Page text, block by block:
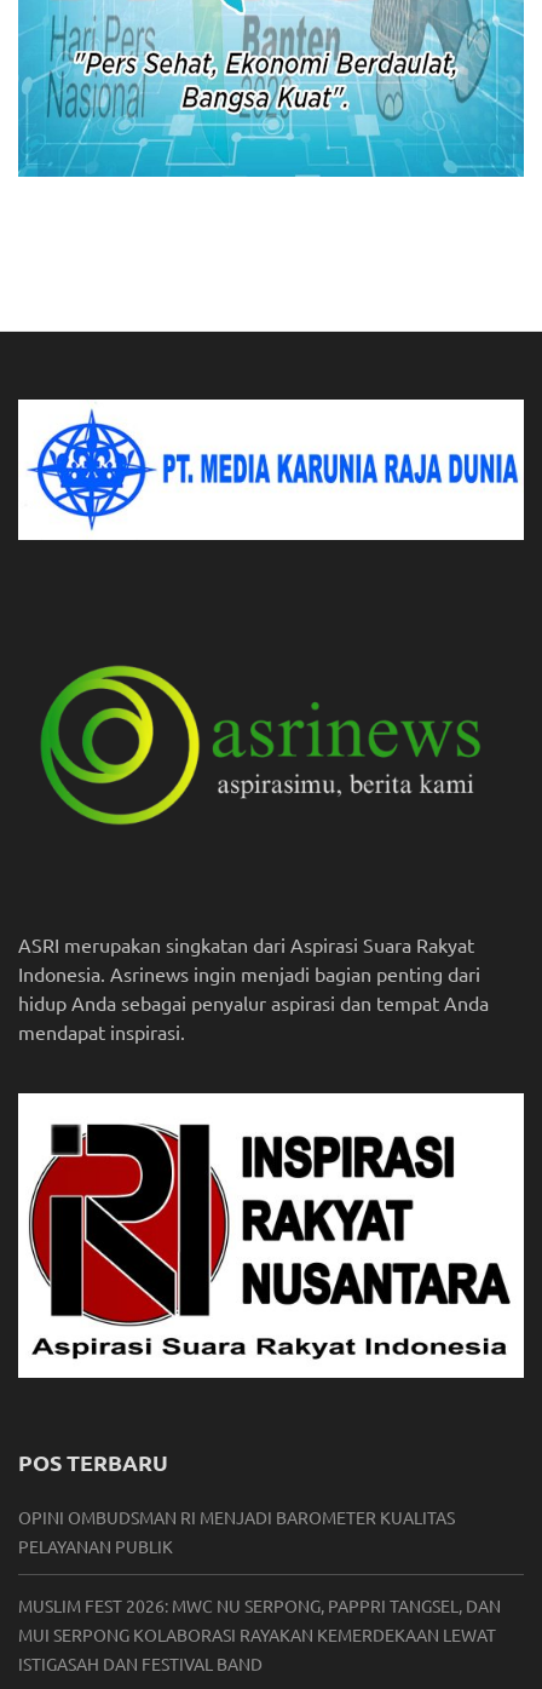
ASRI merupakan singkatan dari Aspirasi Suara Rakyat
Indonesia. Asrinews ingin menjadi bagian penting dari
hidup Anda sebagai penyalur aspirasi dan tempat Anda
mendapat inspirasi.
POS TERBARU
OPINI OMBUDSMAN RI MENJADI BAROMETER KUALITAS
PELAYANAN PUBLIK
MUSLIM FEST 2026: MWC NU SERPONG, PAPPRI TANGSEL, DAN
MUI SERPONG KOLABORASI RAYAKAN KEMERDEKAAN LEWAT
ISTIGASAH DAN FESTIVAL BAND